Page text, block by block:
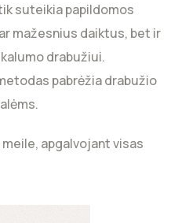
suteikia papildomos
mažesnius daiktus, bet ir
drabužiui.
pabrėžia drabužio
apgalvojant visas